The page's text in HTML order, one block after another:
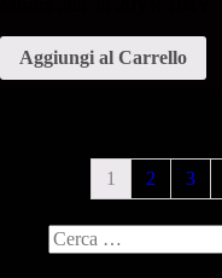
Aggiungi al Carrello
1 2 3